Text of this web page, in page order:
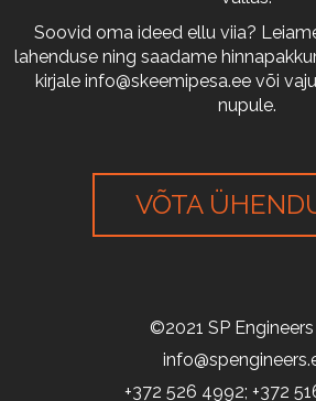
Soovid oma ideed ellu viia?
lahenduse ning saadame
kirjale info@skeemipesa.ee või
nupule.
VÕTA
©2021 SP
+372 526 4992; +372